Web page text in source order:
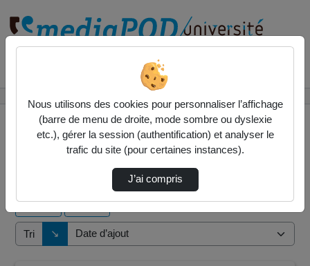
2 vidéos trouvées
Tri ↘
Direction de tri
Nous utilisons des cookies pour personnaliser l’affichage
(barre de menu de droite, mode sombre ou dyslexie
etc.), gérer la session (authentification) et analyser le
trafic du site (pour certaines instances).
J’ai compris